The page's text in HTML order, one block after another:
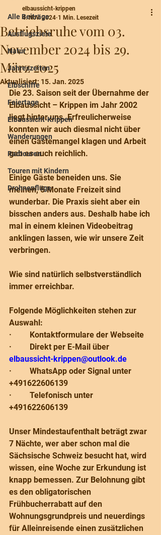
Alle Beiträge
Ausflugsziele
Natur
Jahreszeiten
Elbschiffe
Feiertage
Elbaussicht-Krippen
Wanderungen
Radtouren
Touren mit Kindern
Drohnenflüge
Betriebsruhe vom 03.
November 2024 bis 29.
März 2025
elbaussicht-krippen
4. Nov. 2024 1 Min. Lesezeit
Aktualisiert: 15. Jan. 2025
Die 23. Saison seit der Übernahme der
Elbaussicht – Krippen im Jahr 2002
liegt hinter uns. Erfreulicherweise
konnten wir auch diesmal nicht über
einen Gästemangel klagen und Arbeit
gab es auch reichlich.
Einige Gäste beneiden uns. Sie
meinen, 5 Monate Freizeit sind
wunderbar. Die Praxis sieht aber ein
bisschen anders aus. Deshalb habe ich
mal in einem kleinen Videobeitrag
anklingen lassen, wie wir unsere Zeit
verbringen.
Wie sind natürlich selbstverständlich
immer erreichbar.
Folgende Möglichkeiten stehen zur
Auswahl:
·         Kontaktformulare der Webseite
·         Direkt per E-Mail über
elbaussicht-krippen@outlook.de
·         WhatsApp oder Signal unter
+491622606139
·         Telefonisch unter
+491622606139
Unser Mindestaufenthalt beträgt zwar
7 Nächte, wer aber schon mal die
Sächsische Schweiz besucht hat, wird
wissen, eine Woche zur Erkundung ist
knapp bemessen. Zur Belohnung gibt
es den obligatorischen
Frühbucherrabatt auf den
Wohnungsgrundpreis und neuerdings
für Alleinreisende einen zusätzlichen